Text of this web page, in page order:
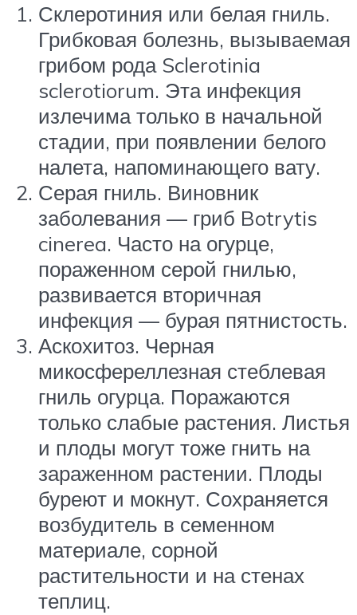
Склеротиния или белая гниль.
Грибковая болезнь, вызываемая
грибом рода Sclerotinia
sclerotiorum. Эта инфекция
излечима только в начальной
стадии, при появлении белого
налета, напоминающего вату.
Серая гниль. Виновник
заболевания — гриб Botrytis
cinerea. Часто на огурце,
пораженном серой гнилью,
развивается вторичная
инфекция — бурая пятнистость.
Аскохитоз. Черная
микосфереллезная стеблевая
гниль огурца. Поражаются
только слабые растения. Листья
и плоды могут тоже гнить на
зараженном растении. Плоды
буреют и мокнут. Сохраняется
возбудитель в семенном
материале, сорной
растительности и на стенах
теплиц.